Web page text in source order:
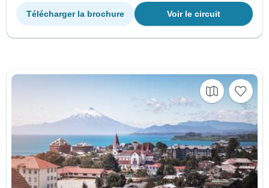
Voir le circuit
Télécharger la brochure